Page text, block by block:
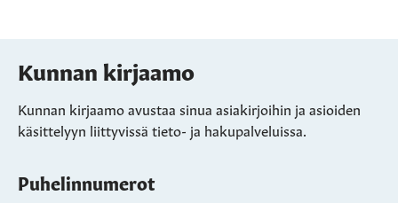
Kunnan kirjaamo
Kunnan kirjaamo avustaa sinua asiakirjoihin ja asioiden
käsittelyyn liittyvissä tieto- ja hakupalveluissa.
Puhelinnumerot